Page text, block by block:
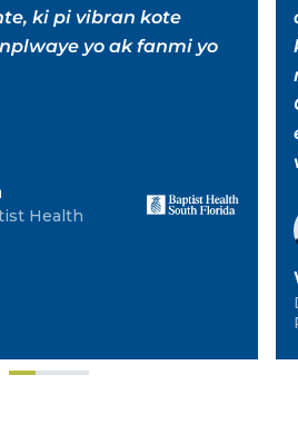
ki pi vibran kote
yo ak fanmi yo
Health